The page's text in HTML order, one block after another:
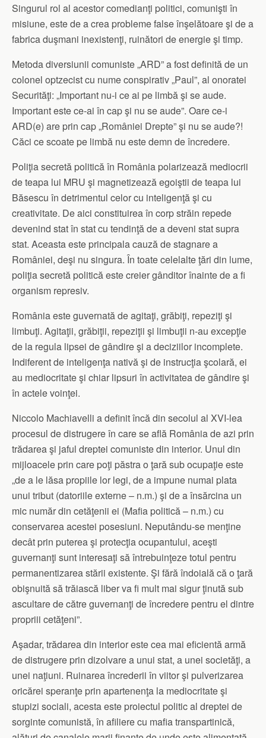
Singurul rol al acestor comedianţi politici, comunişti în
misiune, este de a crea probleme false înşelătoare şi de a
fabrica duşmani inexistenţi, ruinători de energie şi timp.
Metoda diversiunii comuniste „ARD” a fost definită de un
colonel optzecist cu nume conspirativ „Paul”, al onoratei
Securităţi: „Important nu-i ce ai pe limbă şi se aude.
Important este ce-ai în cap şi nu se aude”. Oare ce-i
ARD(e) are prin cap „României Drepte” şi nu se aude?!
Căci ce scoate pe limbă nu este demn de încredere.
Poliţia secretă politică în România polarizează mediocrii
de teapa lui MRU şi magnetizează egoiştii de teapa lui
Băsescu în detrimentul celor cu inteligenţă şi cu
creativitate. De aici constituirea în corp străin repede
devenind stat în stat cu tendinţă de a deveni stat supra
stat. Aceasta este principala cauză de stagnare a
României, deşi nu singura. În toate celelalte ţări din lume,
poliţia secretă politică este creier gânditor înainte de a fi
organism represiv.
România este guvernată de agitaţi, grăbiţi, repeziţi şi
limbuţi. Agitaţii, grăbiţii, repeziţii şi limbuţii n-au excepţie
de la regula lipsei de gândire şi a deciziilor incomplete.
Indiferent de inteligenţa nativă şi de instrucţia şcolară, ei
au mediocritate şi chiar lipsuri în activitatea de gândire şi
în actele voinţei.
Niccolo Machiavelli a definit încă din secolul al XVI-lea
procesul de distrugere în care se află România de azi prin
trădarea şi jaful dreptei comuniste din interior. Unul din
mijloacele prin care poţi păstra o ţară sub ocupaţie este
„de a le lăsa propiile lor legi, de a impune numai plata
unui tribut (datoriile externe – n.m.) şi de a însărcina un
mic număr din cetăţenii ei (Mafia politică – n.m.) cu
conservarea acestei posesiuni. Neputându-se menţine
decât prin puterea şi protecţia ocupantului, aceşti
guvernanţi sunt interesaţi să întrebuinţeze totul pentru
permanentizarea stării existente. Şi fără îndoială că o ţară
obişnuită să trăiască liber va fi mult mai sigur ţinută sub
ascultare de către guvernanţi de încredere pentru el dintre
propriii cetăţeni”.
Aşadar, trădarea din interior este cea mai eficientă armă
de distrugere prin dizolvare a unui stat, a unei societăţi, a
unei naţiuni. Ruinarea încrederii în viitor şi pulverizarea
oricărei speranţe prin apartenenţa la mediocritate şi
stupizi sociali, acesta este proiectul politic al dreptei de
sorginte comunistă, în afiliere cu mafia transpartinică,